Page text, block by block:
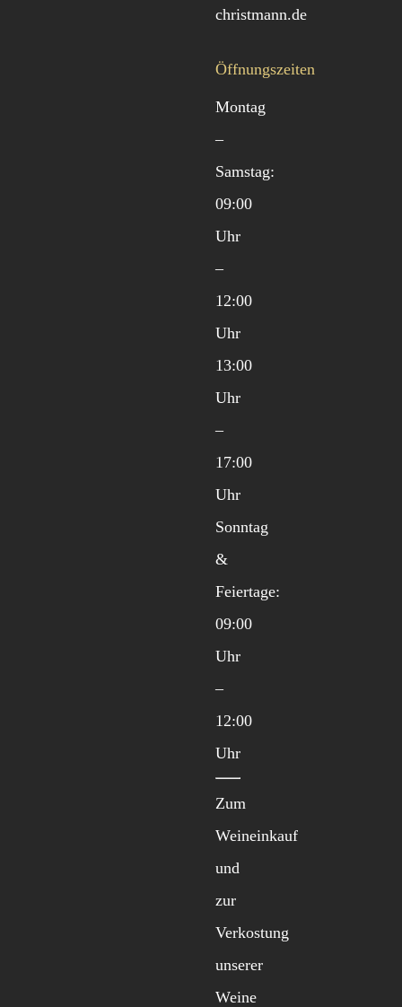
christmann.de
Öffnungszeiten
Montag
–
Samstag:
09:00
Uhr
–
12:00
Uhr
13:00
Uhr
–
17:00
Uhr
Sonntag
&
Feiertage:
09:00
Uhr
–
12:00
Uhr
Zum
Weineinkauf
und
zur
Verkostung
unserer
Weine